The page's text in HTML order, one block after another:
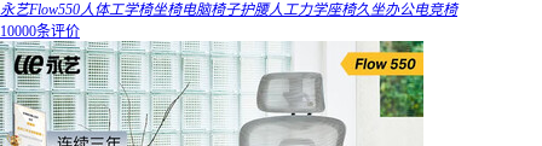
永艺Flow550人体工学椅坐椅电脑椅子护腰人工力学座椅久坐办公电竞椅
10000条评价